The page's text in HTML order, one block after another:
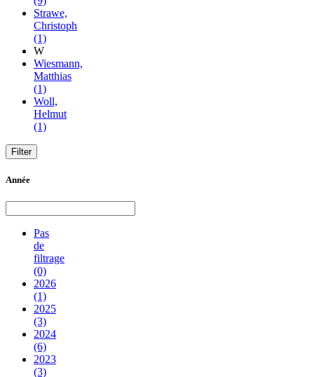
Strawe,
Christoph
(1)
W
Wiesmann,
Matthias
(1)
Woll,
Helmut
(1)
Année
Pas
de
filtrage
(0)
2026
(1)
2025
(3)
2024
(6)
2023
(3)